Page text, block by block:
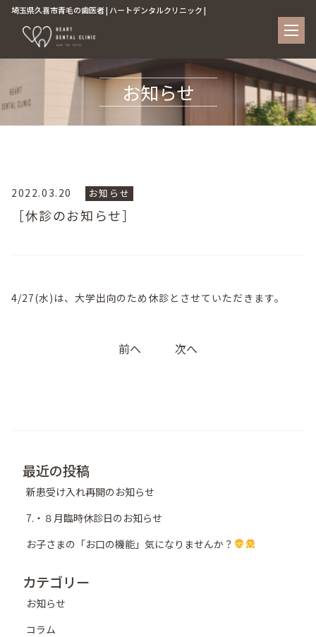
埼玉県久喜市青毛の歯医者 | ハートデンタルクリニック |
お知らせ
2022.03.20 お知らせ
［休診のお知らせ］
4/27(水)は、大学出向のため休診とさせていただきます。
前へ 次へ
最近の投稿
新患受け入れ再開のお知らせ
7.・８月臨時休診日のお知らせ
お子さまの「お口の機能」気になりませんか？
カテゴリー
お知らせ
コラム